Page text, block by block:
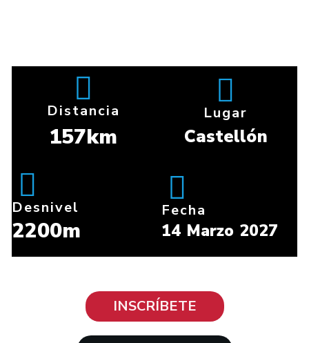
Distancia
157km
Lugar
Castellón
Desnivel
2200m
Fecha
14 Marzo 2027
INSCRÍBETE